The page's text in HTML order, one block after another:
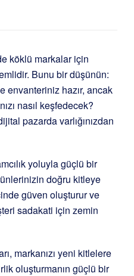
köklü markalar için
Bunu bir düşünün:
envanteriniz hazır, ancak
nasıl keşfedecek?
pazarda varlığınızdan
yoluyla güçlü bir
doğru kitleye
güven oluşturur ve
sadakati için zemin
markanızı yeni kitlelere
oluşturmanın güçlü bir